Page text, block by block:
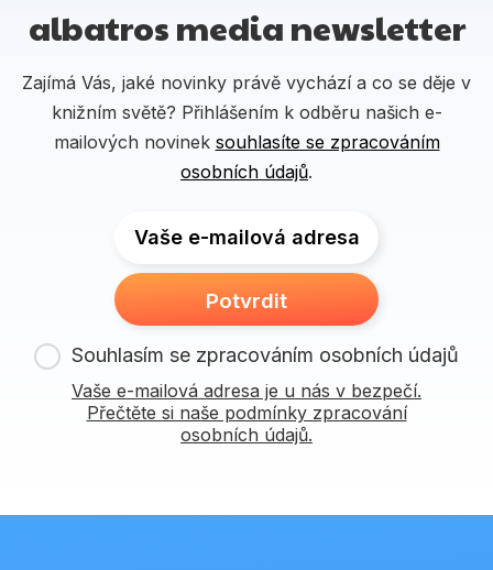
albatros media newsletter
Zajímá Vás, jaké novinky právě vychází a co se děje v
knižním světě? Přihlášením k odběru našich e-
mailových novinek souhlasíte se zpracováním
osobních údajů.
Vaše e-mailová adresa
Potvrdit
Souhlasím se zpracováním osobních údajů
Vaše e-mailová adresa je u nás v bezpečí.
Přečtěte si naše podmínky zpracování
osobních údajů.